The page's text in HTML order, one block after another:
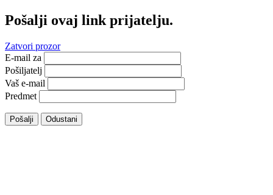
Pošalji ovaj link prijatelju.
Zatvori prozor
E-mail za
Pošiljatelj
Vaš e-mail
Predmet
Pošalji Odustani